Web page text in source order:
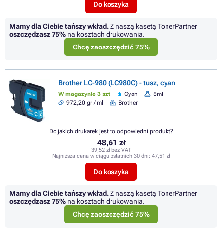
Do koszyka
Mamy dla Ciebie tańszy wkład.Z naszą kasetą TonerPartner
oszczędzasz75% na kosztach drukowania.
Chcę zaoszczędzić 75%
Brother LC-980 (LC980C) - tusz, cyan
W magazynie 3 szt Cyan
5ml
972,20 gr / ml
Brother
48,61 zł
39,52 zł bez VAT
Najniższa cena w ciągu ostatnich 30 dni: 47,51 zł
Do koszyka
Do jakich drukarek jest to odpowiedni produkt?
Mamy dla Ciebie tańszy wkład.Z naszą kasetą TonerPartner
oszczędzasz75% na kosztach drukowania.
Chcę zaoszczędzić 75%